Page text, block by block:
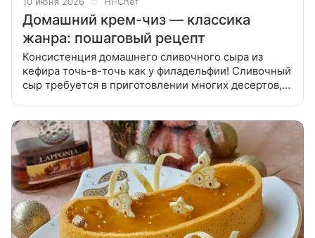
Домашний крем-чиз — классика
жанра: пошаговый рецепт
Консистенция домашнего сливочного сыра из
кефира точь-в-точь как у филадельфии! Сливочный
сыр требуется в приготовлении многих десертов,